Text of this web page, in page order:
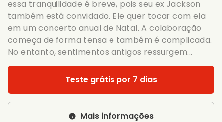
essa tranquilidade é breve, pois seu ex Jackson
também está convidado. Ele quer tocar com ela
em um concerto anual de Natal. A colaboração
começa de forma tensa e também é complicada.
No entanto, sentimentos antigos ressurgem...
Teste grátis por 7 dias
Mais informações